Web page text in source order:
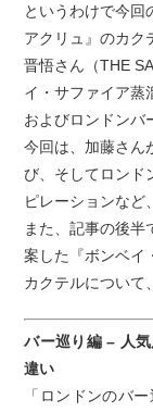
というわけで今回
アクリュ』のカク
晋悟さん（THE
イ・サファイア蒸
およびロンドンバ
今回は、加藤さん
び、そしてロンド
ピレーションなど
また、記事の後
案した『ボンベイ
カクテルについて
バー巡り編 – 人
違い
「ロンドンのバ